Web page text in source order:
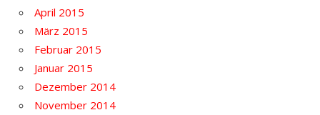
April 2015
März 2015
Februar 2015
Januar 2015
Dezember 2014
November 2014